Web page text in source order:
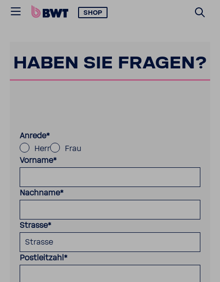
SHOP
HABEN SIE FRAGEN?
Anrede*
Herr
Frau
Vorname*
Nachname*
Strasse*
Postleitzahl *